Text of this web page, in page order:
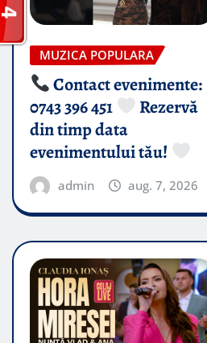
MUZICA POPULARA
Contact evenimente:
0743 396 451
Rezervă
din timp data
evenimentului tău!
admin aug. 7, 2026